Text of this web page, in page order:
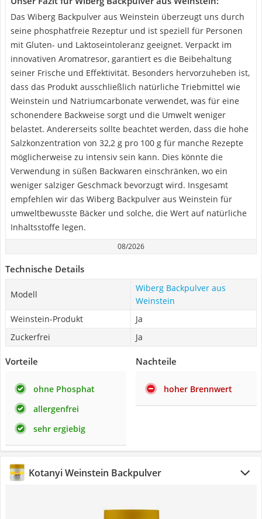
Das Wiberg Backpulver aus Weinstein überzeugt uns durch
seine phosphatfreie Rezeptur und ist speziell für Personen
mit Gluten- und Laktoseintoleranz geeignet. Verpackt im
innovativen Aromatresor, garantiert es die Beibehaltung
seiner Frische und Effektivität. Besonders hervorzuheben ist,
dass das Produkt ausschließlich natürliche Triebmittel wie
Weinstein und Natriumcarbonate verwendet, was für eine
schonendere Backweise sorgt und die Umwelt weniger
belastet. Andererseits sollte beachtet werden, dass die hohe
Salzkonzentration von 32,2 g pro 100 g für manche Rezepte
möglicherweise zu intensiv sein kann. Dies könnte die
Verwendung in süßen Backwaren einschränken, wo ein
weniger salziger Geschmack bevorzugt wird. Insgesamt
empfehlen wir das Wiberg Backpulver aus Weinstein für
umweltbewusste Bäcker und solche, die Wert auf natürliche
Inhaltsstoffe legen.
08/2026
Technische Details
Modell
Wiberg Backpulver aus
Weinstein
Weinstein-Produkt
Ja
Zuckerfrei
Ja
Vorteile
ohne Phosphat
allergenfrei
sehr ergiebig
Nachteile
hoher Brennwert
Kotanyi Weinstein Backpulver